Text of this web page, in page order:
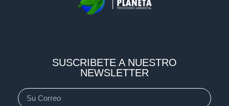
SUSCRIBETE A NUESTRO
NEWSLETTER